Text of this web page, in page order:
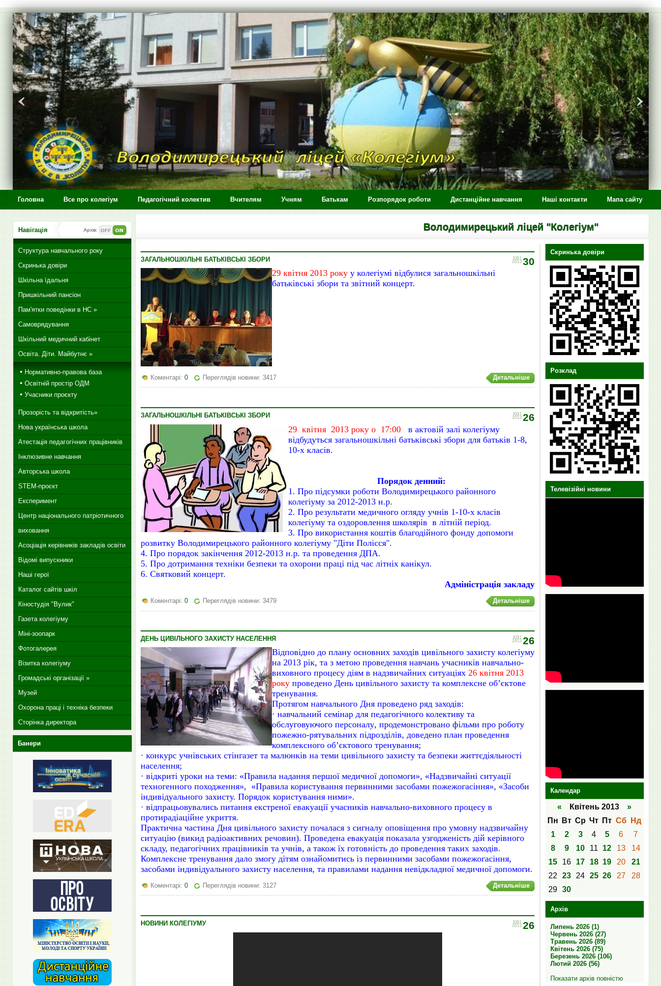
>
Головна Все про колегіум Педагогічний колектив Вчителям Учням Батькам Розпорядок роботи Дистанційне навчання Наші контакти Мапа сайту
Володимирецький ліцей "Колегіум"
30
КВІ
2013
ЗАГАЛЬНОШКІЛЬНІ БАТЬКІВСЬКІ ЗБОРИ
29 квітня 2013 рокуу колегіумі відбулися загальношкільні
батьківські збори та звітний концерт.
Детальніше
Коментарі: 0 Переглядів новини: 3417
26
КВІ
2013
ЗАГАЛЬНОШКІЛЬНІ БАТЬКІВСЬКІ ЗБОРИ
29 квітня 2013 року о 17:00 в актовій залі колегіуму
відбудуться загальношкільні батьківські збори для батьків 1-8,
10-х класів.
Порядок денний:
1. Про підсумки роботи Володимирецького районного
колегіуму за 2012-2013 н.р.
2. Про результати медичного огляду учнів 1-10-х класів
колегіуму та оздоровлення школярів в літній період.
3. Про використання коштів благодійного фонду допомоги
розвитку Володимирецького районного колегіуму "Діти Полісся".
4. Про порядок закінчення 2012-2013 н.р. та проведення ДПА.
5. Про дотримання техніки безпеки та охорони праці під час літніх канікул.
6. Святковий концерт.
Адміністрація закладу
Детальніше
Коментарі: 0 Переглядів новини: 3479
26
КВІ
2013
ДЕНЬ ЦИВІЛЬНОГО ЗАХИСТУ НАСЕЛЕННЯ
Відповідно до плану основних заходів цивільного захисту колегіуму
на 2013 рік, та з метою проведення навчань учасників навчально-
виховного процесу діям в надзвичайних ситуаціях26квітня 2013
рокупроведено День цивільного захисту та комплексне об’єктове
тренування.
Протягом навчального Дня проведено ряд заходів:
· навчальний семінар для педагогічного колективу та
обслуговуючого персоналу, продемонстровано фільми про роботу
пожежно-рятувальних підрозділів, доведено план проведення
комплексного об’єктового тренування;
· конкурс учнівських стінгазет та малюнків на теми цивільного захисту та безпеки життєдіяльності
населення;
· відкриті уроки на теми: «Правила надання першої медичної допомоги», «Надзвичайні ситуації
техногенного походження», «Правила користування первинними засобами пожежогасіння», «Засоби
індивідуального захисту. Порядок користування ними».
· відпрацьовувались питання екстреної евакуації учасників навчально-виховного процесу в
протирадіаційне укриття.
Практична частина Дня цивільного захисту почалася з сигналу оповіщення про умовну надзвичайну
ситуацію(викид радіоактивних речовин). Проведена евакуація показала узгодженість дій керівного
складу, педагогічних працівників та учнів, а також їх готовність до проведення таких заходів.
Комплексне тренування дало змогу дітям ознайомитись із первинними засобами пожежогасіння,
засобами індивідуального захисту населення, та правилами надання невідкладної медичної допомоги.
Детальніше
Коментарі: 0 Переглядів новини: 3127
26
КВІ
2013
НОВИНИ КОЛЕГІУМУ
Скринька довіри
Розклад
Телевізійні новини
Календар
« Квітень 2013 »
Пн
Вт Ср Чт Пт Сб
Нд
1
2 3 4 5 6
7
8
9 10 11 12 13
14
15
16 17 18 19 20
21
22
23 24 25 26 27
28
29 30
Архів
Липень 2026 (1)
Червень 2026 (27)
Травень 2026 (89)
Квітень 2026 (75)
Березень 2026 (106)
Лютий 2026 (56)
Показати архів повністю
Навігація Архів:
Структура навчального року
Скринька довіри
Шкільна їдальня
Пришкільний пансіон
Пам'ятки поведінки в НС »
Самоврядування
Шкільний медичний кабінет
Освіта. Діти. Майбутнє »
Нормативно-правова база
Освітній простір ОДМ
Учасники проєкту
Прозорість та відкритість»
Нова українська школа
Атестація педагогічних працівників
Інклюзивне навчання
Авторська школа
STEM-проєкт
Експеримент
Центр національного патріотичного
виховання
Асоціація керівників закладів освіти
Відомі випускники
Наші герої
Каталог сайтів шкіл
Кіностудія "Вулик"
Газета колегіуму
Міні-зоопарк
Фотогалерея
Візитка колегіуму
Громадські організації »
Музей
Охорона праці і техніка безпеки
Сторінка директора
Банери